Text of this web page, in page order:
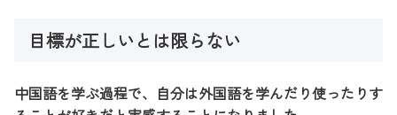
目標が正しいとは限らない
中国語を学ぶ過程で、自分は外国語を学んだり使ったりす